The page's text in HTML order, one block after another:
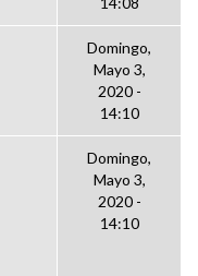
Domingo,
Mayo 3,
2020 -
14:10
Domingo,
Mayo 3,
2020 -
14:10